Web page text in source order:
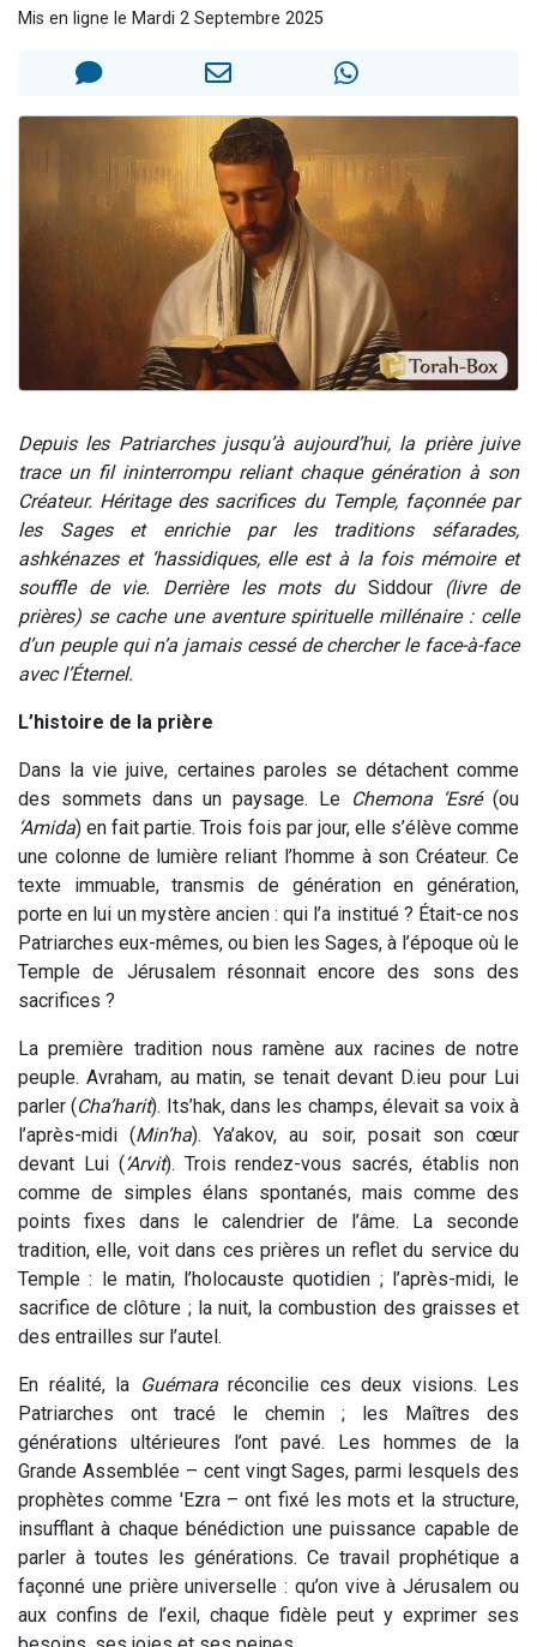
Il reste 49 places pour étudier en groupe sur Zoom
2 nouvelles musiques dans Torah-Box Music
Mis en ligne le Mardi 2 Septembre 2025
Depuis les Patriarches jusqu’à aujourd’hui, la prière juive
trace un fil ininterrompu reliant chaque génération à son
Créateur. Héritage des sacrifices du Temple, façonnée par
les Sages et enrichie par les traditions séfarades,
ashkénazes et ‘hassidiques, elle est à la fois mémoire et
souffle de vie. Derrière les mots du Siddour (livre de
prières) se cache une aventure spirituelle millénaire : celle
d’un peuple qui n’a jamais cessé de chercher le face-à-face
avec l’Éternel.
L’histoire de la prière
Dans la vie juive, certaines paroles se détachent comme
des sommets dans un paysage. Le Chemona ‘Esré(ou
‘Amida) en fait partie. Trois fois par jour, elle s’élève comme
une colonne de lumière reliant l’homme à son Créateur. Ce
texte immuable, transmis de génération en génération,
porte en lui un mystère ancien : qui l’a institué ? Était-ce nos
Patriarches eux-mêmes, ou bien les Sages, à l’époque où le
Temple de Jérusalem résonnait encore des sons des
sacrifices ?
La première tradition nous ramène aux racines de notre
peuple. Avraham, au matin, se tenait devant D.ieu pour Lui
parler (Cha’harit). Its’hak, dans les champs, élevait sa voix à
l’après-midi (Min’ha). Ya’akov, au soir, posait son cœur
devant Lui (‘Arvit). Trois rendez-vous sacrés, établis non
comme de simples élans spontanés, mais comme des
points fixes dans le calendrier de l’âme. La seconde
tradition, elle, voit dans ces prières un reflet du service du
Temple : le matin, l’holocauste quotidien ; l’après-midi, le
sacrifice de clôture ; la nuit, la combustion des graisses et
des entrailles sur l’autel.
En réalité, la Guémararéconcilie ces deux visions. Les
Patriarches ont tracé le chemin ; les Maîtres des
générations ultérieures l’ont pavé. Les hommes de la
Grande Assemblée – cent vingt Sages, parmi lesquels des
prophètes comme 'Ezra – ont fixé les mots et la structure,
insufflant à chaque bénédiction une puissance capable de
parler à toutes les générations. Ce travail prophétique a
façonné une prière universelle : qu’on vive à Jérusalem ou
aux confins de l’exil, chaque fidèle peut y exprimer ses